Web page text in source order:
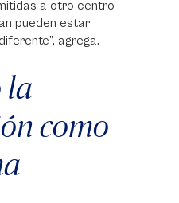
a otro centro
pueden estar
agrega.
la
como